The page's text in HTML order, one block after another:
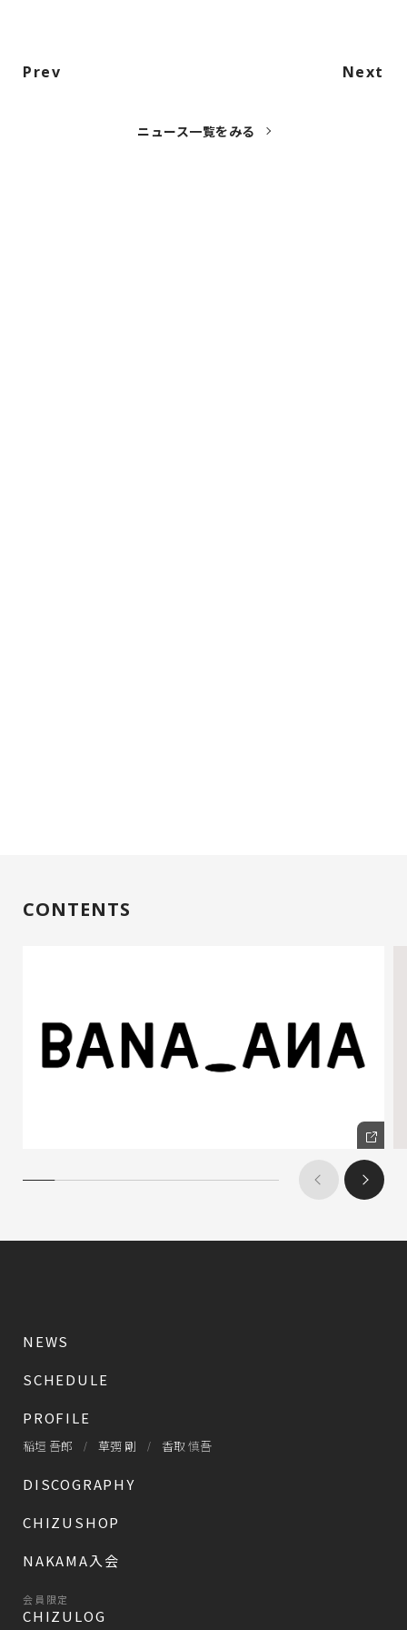
Prev Next
ニュース一覧をみる
CONTENTS
NEWS
SCHEDULE
PROFILE
稲垣 吾郎 草彅 剛 香取 慎吾
DISCOGRAPHY
CHIZUSHOP
NAKAMA入会
会員限定
CHIZULOG